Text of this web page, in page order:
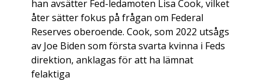
han avsätter Fed-ledamoten Lisa Cook, vilket
åter sätter fokus på frågan om Federal
Reserves oberoende. Cook, som 2022 utsågs
av Joe Biden som första svarta kvinna i Feds
direktion, anklagas för att ha lämnat
felaktiga